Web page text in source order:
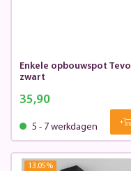
Enkele opbouwspot Tevo
zwart
35,90
5 - 7 werkdagen
13.05%